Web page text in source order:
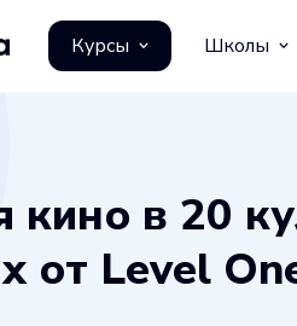
Курсы Школы
кино в 20
от Level